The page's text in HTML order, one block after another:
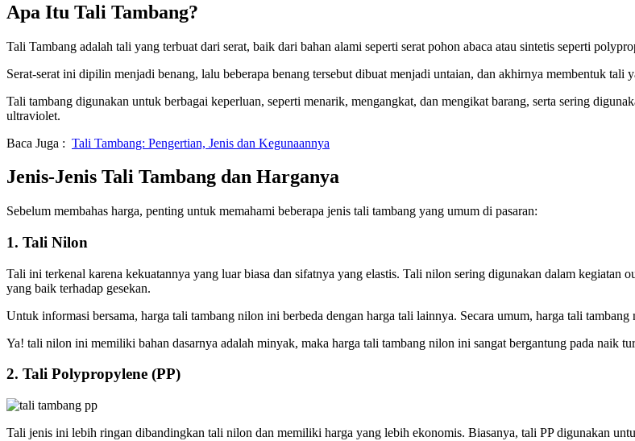
Apa Itu Tali Tambang?
Tali Tambang adalah tali yang terbuat dari serat, baik dari bahan alami seperti serat pohon abaca atau sintetis seperti
Serat-serat ini dipilin menjadi benang, lalu beberapa benang tersebut dibuat menjadi untaian, dan akhirnya membentuk tali
Tali tambang digunakan untuk berbagai keperluan, seperti menarik, mengangkat, dan mengikat barang, serta sering
ultraviolet.
Baca Juga : Tali Tambang: Pengertian, Jenis dan Kegunaannya
Jenis-Jenis Tali Tambang dan Harganya
Sebelum membahas harga, penting untuk memahami beberapa jenis tali tambang yang umum di pasaran:
1. Tali Nilon
Tali ini terkenal karena kekuatannya yang luar biasa dan sifatnya yang elastis. Tali nilon sering digunakan dalam kegiatan
yang baik terhadap gesekan.
Untuk informasi bersama, harga tali tambang nilon ini berbeda dengan harga tali lainnya. Secara umum, harga tali
Ya! tali nilon ini memiliki bahan dasarnya adalah minyak, maka harga tali tambang nilon ini sangat bergantung pada naik
2. Tali Polypropylene (PP)
Tali jenis ini lebih ringan dibandingkan tali nilon dan memiliki harga yang lebih ekonomis. Biasanya, tali PP digunakan